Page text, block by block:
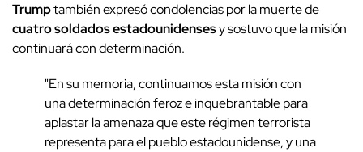
Trumptambién expresó condolencias por la muerte de
cuatro soldados estadounidensesy sostuvo que la misión
continuará con determinación.
"En su memoria, continuamos esta misión con
una determinación feroz e inquebrantable para
aplastar la amenaza que este régimen terrorista
representa para el pueblo estadounidense, y una